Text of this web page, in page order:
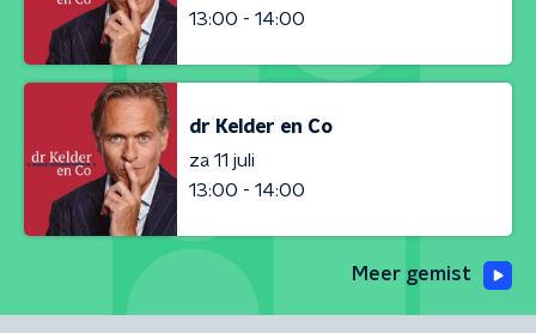
13:00 - 14:00
dr Kelder en Co
za 11 juli
13:00 - 14:00
Meer gemist